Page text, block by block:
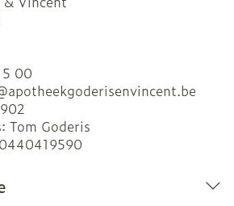
00
apotheekgoderisenvincent.be
Tom Goderis